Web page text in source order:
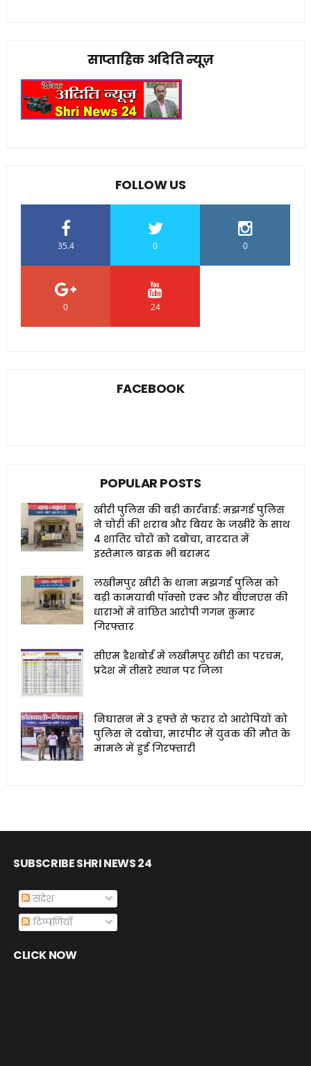
साप्ताहिक अदिति न्यूज़
FOLLOW US
35.4 0 0
0 24
FACEBOOK
POPULAR POSTS
खीरी पुलिस की बड़ी कार्रवाई: मझगई पुलिस
ने चोरी की शराब और बियर के जखीरे के साथ
4 शातिर चोरों को दबोचा, वारदात में
इस्तेमाल बाइक भी बरामद
लखीमपुर खीरी के थाना मझगई पुलिस को
बड़ी कामयाबी पॉक्सो एक्ट और बीएनएस की
धाराओं में वांछित आरोपी गगन कुमार
गिरफ्तार
सीएम डैशबोर्ड में लखीमपुर खीरी का परचम,
प्रदेश में तीसरे स्थान पर जिला
निघासन में 3 हफ्ते से फरार दो आरोपियों को
पुलिस ने दबोचा, मारपीट में युवक की मौत के
मामले में हुई गिरफ्तारी
SUBSCRIBE SHRI NEWS 24
संदेश
टिप्पणियाँ
CLICK NOW